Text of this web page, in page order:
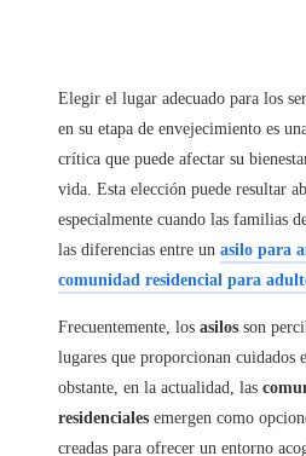
Elegir el lugar adecuado para los
en su etapa de envejecimiento es
crítica que puede afectar su
vida. Esta elección puede resultar
especialmente cuando las familias
las diferencias entre un asilo para
comunidad residencial para
Frecuentemente, los asilos son
lugares que proporcionan cuidados
obstante, en la actualidad, las
residenciales emergen como
creadas para ofrecer un entorno